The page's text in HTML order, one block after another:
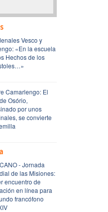
Vesco y
«En la escuela
Hechos de los
Camarlengo: El
Osório,
por unos
se convierte
- Jornada
de las Misiones:
encuentro de
en línea para
francófono